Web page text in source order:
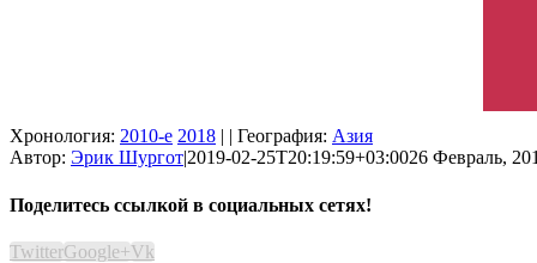
Хронология: 2010-е 2018 | | География: Азия
Автор: Эрик Шургот|2019-02-25T20:19:59+03:0026 Февраль,
Поделитесь ссылкой в социальных сетях!
TwitterGoogle+Vk